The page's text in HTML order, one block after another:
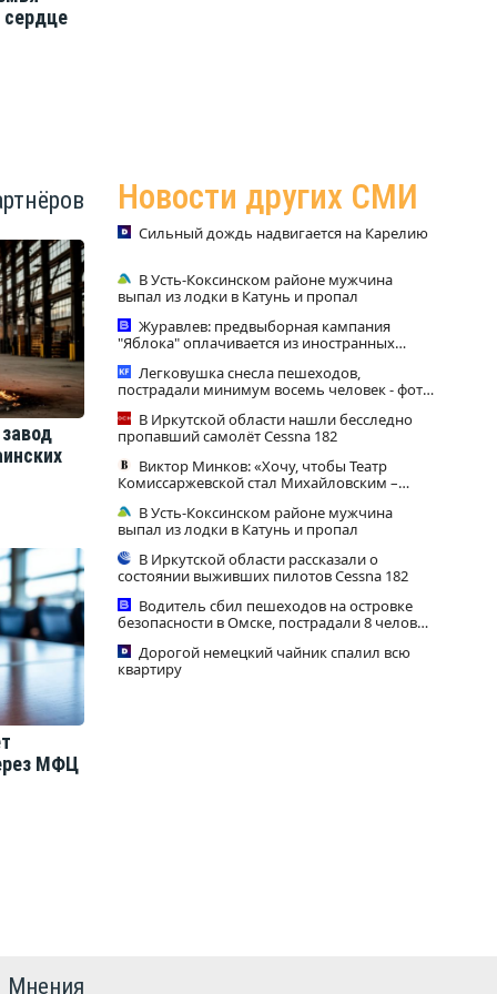
сердце
МФЦ
Новости других СМИ
Сильный дождь надвигается на Карелию
В Усть-Коксинском районе мужчина
выпал из лодки в Катунь и пропал
Журавлев: предвыборная кампания
"Яблока" оплачивается из иностранных
Легковушка снесла пешеходов,
пострадали минимум восемь человек - фото
В Иркутской области нашли бесследно
пропавший самолёт Cessna 182
Виктор Минков: «Хочу, чтобы Театр
Комиссаржевской стал Михайловским –
В Усть-Коксинском районе мужчина
выпал из лодки в Катунь и пропал
В Иркутской области рассказали о
состоянии выживших пилотов Cessna 182
Водитель сбил пешеходов на островке
безопасности в Омске, пострадали 8 человек
Дорогой немецкий чайник спалил всю
квартиру
Мнения